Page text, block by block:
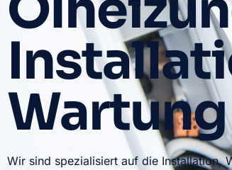
Wartung
Wir sind spezialisiert auf die Installation,